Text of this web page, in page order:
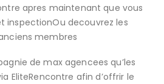
apres maintenant que vous
inspectionOu decouvrez les
membres
de max agencees qu’les
EliteRencontre afin d’offrir le